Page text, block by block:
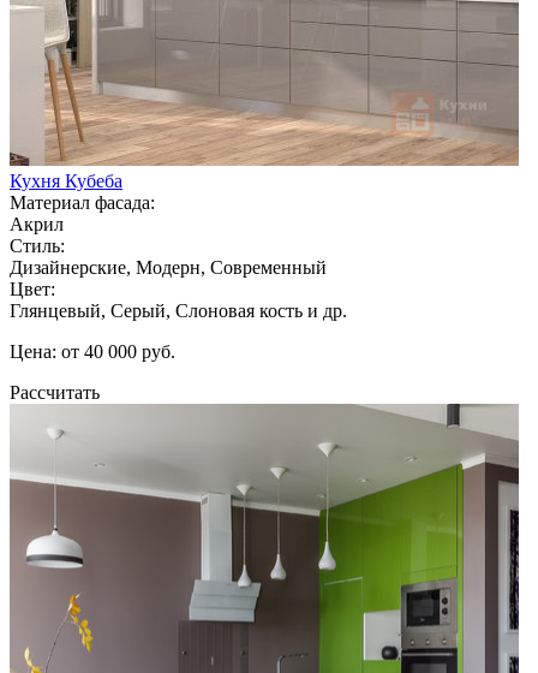
Кухня Кубеба
Материал фасада:
Акрил
Стиль:
Дизайнерские, Модерн, Современный
Цвет:
Глянцевый, Серый, Слоновая кость и др.
Цена: от 40 000 руб.
Рассчитать